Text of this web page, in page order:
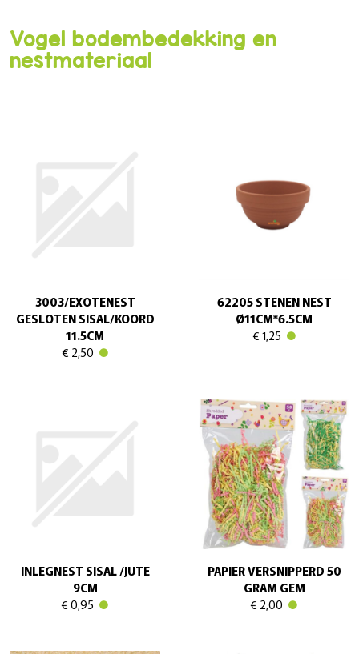
Vogel bodembedekking en
nestmateriaal
3003/EXOTENEST
GESLOTEN SISAL/KOORD
11.5CM
€ 2,50
62205 STENEN NEST
Ø11CM*6.5CM
€ 1,25
INLEGNEST SISAL /JUTE
9CM
€ 0,95
PAPIER VERSNIPPERD 50
GRAM GEM
€ 2,00